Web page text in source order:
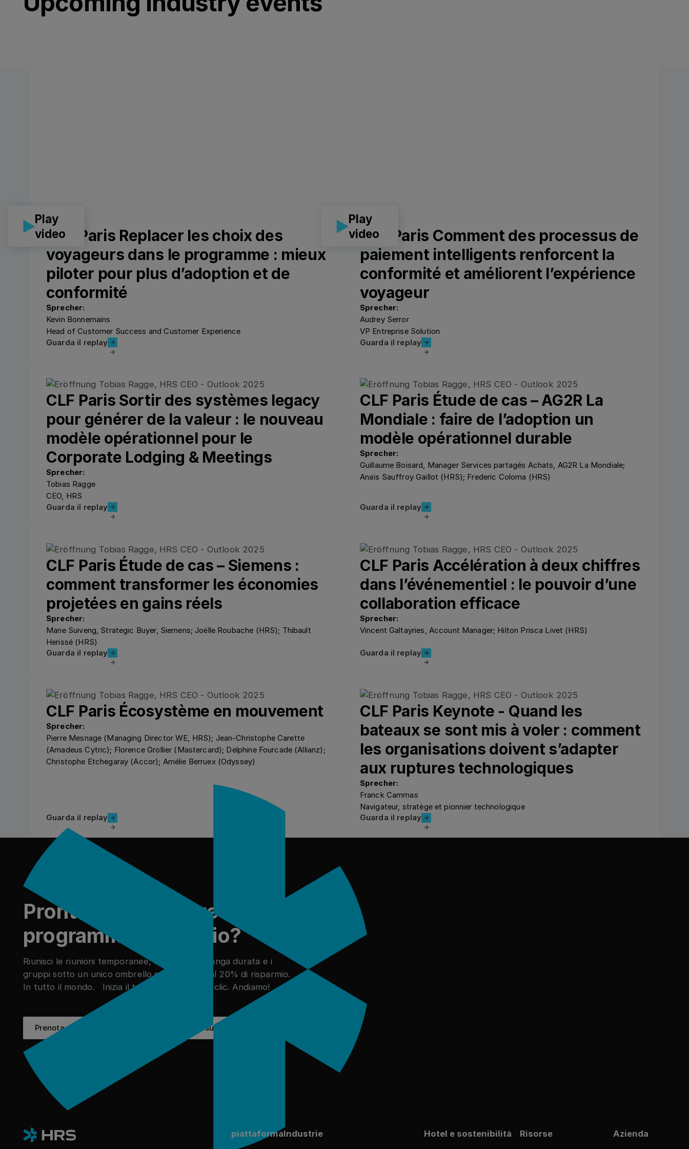
Play
video
CLF Paris Replacer les choix des
voyageurs dans le programme : mieux
piloter pour plus d’adoption et de
conformité
Sprecher:
Kevin Bonnemains
Head of Customer Success and Customer Experience
Guarda il replay
Guarda il replay
Play
video
CLF Paris Comment des processus de
paiement intelligents renforcent la
conformité et améliorent l’expérience
voyageur
Sprecher:
Audrey Serror
VP Entreprise Solution
Guarda il replay
Guarda il replay
CLF Paris Sortir des systèmes legacy
pour générer de la valeur : le nouveau
modèle opérationnel pour le
Corporate Lodging & Meetings
Sprecher:
Tobias Ragge
CEO, HRS
Guarda il replay
Guarda il replay
CLF Paris Étude de cas – AG2R La
Mondiale : faire de l’adoption un
modèle opérationnel durable
Sprecher:
Guillaume Boisard, Manager Services partagés Achats, AG2R La Mondiale;
Anaïs Sauffroy Gaillot (HRS); Frederic Coloma (HRS)
Guarda il replay
Guarda il replay
CLF Paris Étude de cas – Siemens :
comment transformer les économies
projetées en gains réels
Sprecher:
Marie Suiveng, Strategic Buyer, Siemens; Joëlle Roubache (HRS); Thibault
Herissé (HRS)
Guarda il replay
Guarda il replay
CLF Paris Accélération à deux chiffres
dans l’événementiel : le pouvoir d’une
collaboration efficace
Sprecher:
Vincent Galtayries, Account Manager; Hilton Prisca Livet (HRS)
Guarda il replay
Guarda il replay
CLF Paris Écosystème en mouvement
Sprecher:
Pierre Mesnage (Managing Director WE, HRS); Jean-Christophe Carette
(Amadeus Cytric); Florence Grollier (Mastercard); Delphine Fourcade (Allianz);
Christophe Etchegaray (Accor); Amélie Berruex (Odyssey)
Guarda il replay
Guarda il replay
CLF Paris Keynote - Quand les
bateaux se sont mis à voler : comment
les organisations doivent s’adapter
aux ruptures technologiques
Sprecher:
Franck Cammas
Navigateur, stratège et pionnier technologique
Guarda il replay
Guarda il replay
Piè di pagina
Pronto a reinventare il tuo
programma di viaggio?
Riunisci le riunioni temporanee, i soggiorni di lunga durata e i
gruppi sotto un unico ombrello e ottieni fino al 20% di risparmio.
In tutto il mondo. Inizia il tuo viaggio in pochi clic. Andiamo!
Prenota una demo
Prenota una demo
Scopri le storie di successo
Scopri le storie di successo
piattaformaIndustrie Hotel e sostenibilità Risorse Azienda